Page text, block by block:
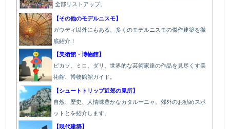
全部リストアップ。
【その他のモデルニスモ】
ガウディ以外にもある、多くのモデルニスモの傑作建築を徹
底紹介！
【美術館・博物館】
ピカソ、ミロ、ダリ、世界的な芸術家達の作品を見尽くす美
術館、博物館館ガイド。
【シュートトリップ近郊の見所】
自然、歴史、人情味豊かなカタルーニャ。郊外のお勧めスポ
ットとを紹介します。
【現代建築】